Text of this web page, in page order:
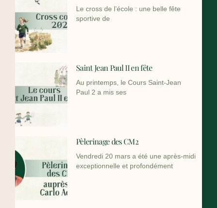
Le cross de l’école : une belle fête
sportive de
Saint Jean Paul II en fête
Au printemps, le Cours Saint-Jean
Paul 2 a mis ses
Pèlerinage des CM2
Vendredi 20 mars a été une après-midi
exceptionnelle et profondément